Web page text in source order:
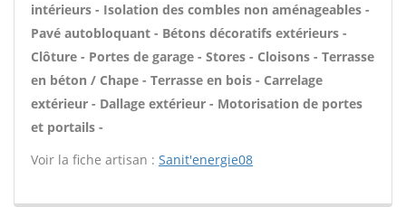
intérieurs - Isolation des combles non aménageables -
Pavé autobloquant - Bétons décoratifs extérieurs -
Clôture - Portes de garage - Stores - Cloisons - Terrasse
en béton / Chape - Terrasse en bois - Carrelage
extérieur - Dallage extérieur - Motorisation de portes
et portails -
Voir la fiche artisan : Sanit'energie08